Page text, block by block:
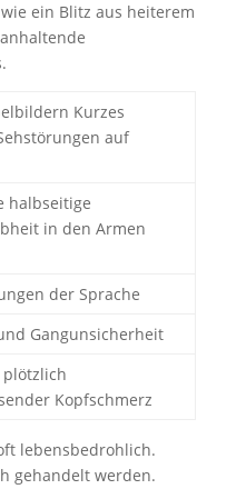
ein Blitz aus heiterem
Kurzes
auf
halbseitige
in den Armen
der Sprache
Gangunsicherheit
Kopfschmerz
lebensbedrohlich.
gehandelt werden.